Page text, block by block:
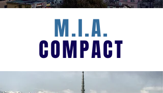
M.I.A.
COMPACT